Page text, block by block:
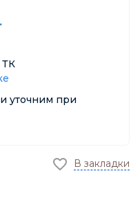
ТК
уточним при
В закладки